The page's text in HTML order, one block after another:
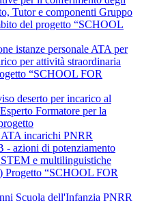
Tutor e componenti Gruppo
del progetto “SCHOOL
istanze personale ATA per
per attività straordinaria
“SCHOOL FOR
deserto per incarico al
Formatore per la
incarichi PNRR
azioni di potenziamento
e multilinguistiche
Progetto “SCHOOL FOR
Scuola dell'Infanzia PNRR